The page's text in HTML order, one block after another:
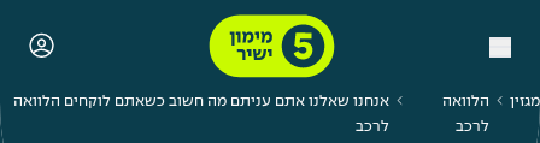
מגזין
הלוואה
לרכב
אנחנו שאלנו אתם עניתם מה חשוב כשאתם לוקחים הלוואה
לרכב